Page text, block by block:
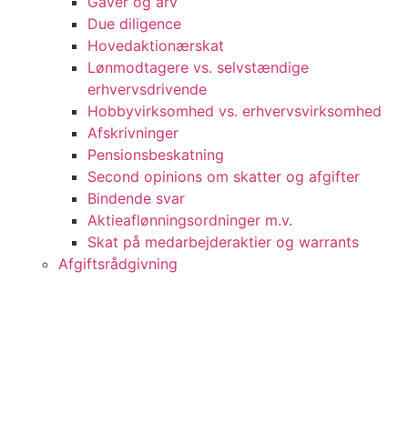
Due diligence
Hovedaktionærskat
Lønmodtagere vs. selvstændige
erhvervsdrivende
Hobbyvirksomhed vs. erhvervsvirksomhed
Afskrivninger
Pensionsbeskatning
Second opinions om skatter og afgifter
Bindende svar
Aktieaflønningsordninger m.v.
Skat på medarbejderaktier og warrants
Afgiftsrådgivning